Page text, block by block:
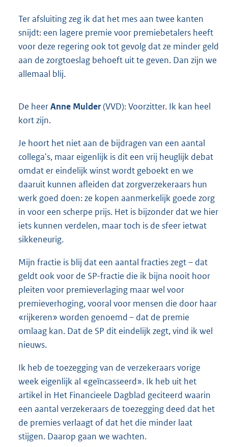
Ter afsluiting zeg ik dat het mes aan twee kanten
snijdt: een lagere premie voor premiebetalers heeft
voor deze regering ook tot gevolg dat ze minder geld
aan de zorgtoeslag behoeft uit te geven. Dan zijn we
allemaal blij.
De heerAnne Mulder(VVD): Voorzitter. Ik kan heel
kort zijn.
Je hoort het niet aan de bijdragen van een aantal
collega's, maar eigenlijk is dit een vrij heuglijk debat
omdat er eindelijk winst wordt geboekt en we
daaruit kunnen afleiden dat zorgverzekeraars hun
werk goed doen: ze kopen aanmerkelijk goede zorg
in voor een scherpe prijs. Het is bijzonder dat we hier
iets kunnen verdelen, maar toch is de sfeer ietwat
sikkeneurig.
Mijn fractie is blij dat een aantal fracties zegt – dat
geldt ook voor de SP-fractie die ik bijna nooit hoor
pleiten voor premieverlaging maar wel voor
premieverhoging, vooral voor mensen die door haar
«rijkeren» worden genoemd – dat de premie
omlaag kan. Dat de SP dit eindelijk zegt, vind ik wel
nieuws.
Ik heb de toezegging van de verzekeraars vorige
week eigenlijk al «geïncasseerd». Ik heb uit het
artikel in Het Financieele Dagblad geciteerd waarin
een aantal verzekeraars de toezegging deed dat het
de premies verlaagt of dat het die minder laat
stijgen. Daarop gaan we wachten.